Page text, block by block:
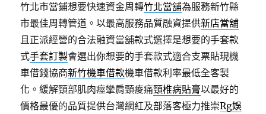
竹北市當鋪想要快速資金周轉竹北當舖為服務新竹縣
市最佳周轉管道。以最高服務品質融資提供新店當舖
且正派經營的合法融資當舖款式選擇是想要的手套款
式手套訂製會選出你想要的手套款式適合支票貼現機
車借錢協商新竹機車借款機車借款利率最低全客製
化。緩解頸部肌肉痙攣肩頸痠痛頸椎病貼膏以最好的
價格最優的品質提供台灣網紅及部落客極力推崇Rg娛